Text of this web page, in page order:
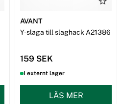
AVANT
Y-slaga till slaghack A21386
159 SEK
I externt lager
LÄS MER